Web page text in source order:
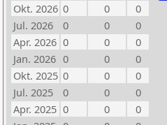
Okt. 2026 0 0
0
Jul. 2026
0 0
0
Apr. 2026 0 0
0
Jan. 2026 0 0
0
Okt. 2025 0 0
0
Jul. 2025
0 0
0
Apr. 2025 0 0
0